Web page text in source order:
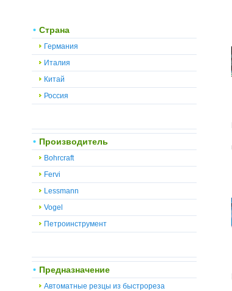
Страна
Германия
Италия
Китай
Россия
Производитель
Bohrcraft
Fervi
Lessmann
Vogel
Петроинструмент
Предназначение
Автоматные резцы из быстрореза